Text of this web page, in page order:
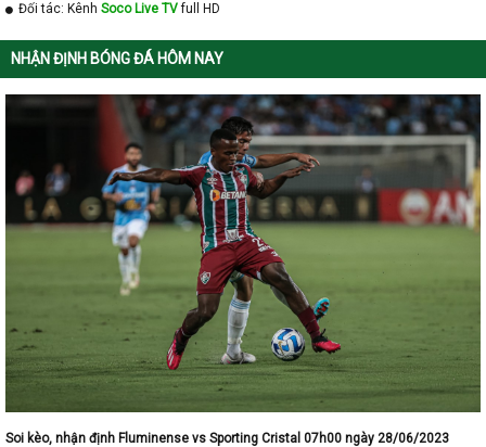
Đối tác: Kênh Soco Live TVfull HD
NHẬN ĐỊNH BÓNG ĐÁ HÔM NAY
Soi kèo, nhận định Fluminense vs Sporting Cristal 07h00 ngày 28/06/2023